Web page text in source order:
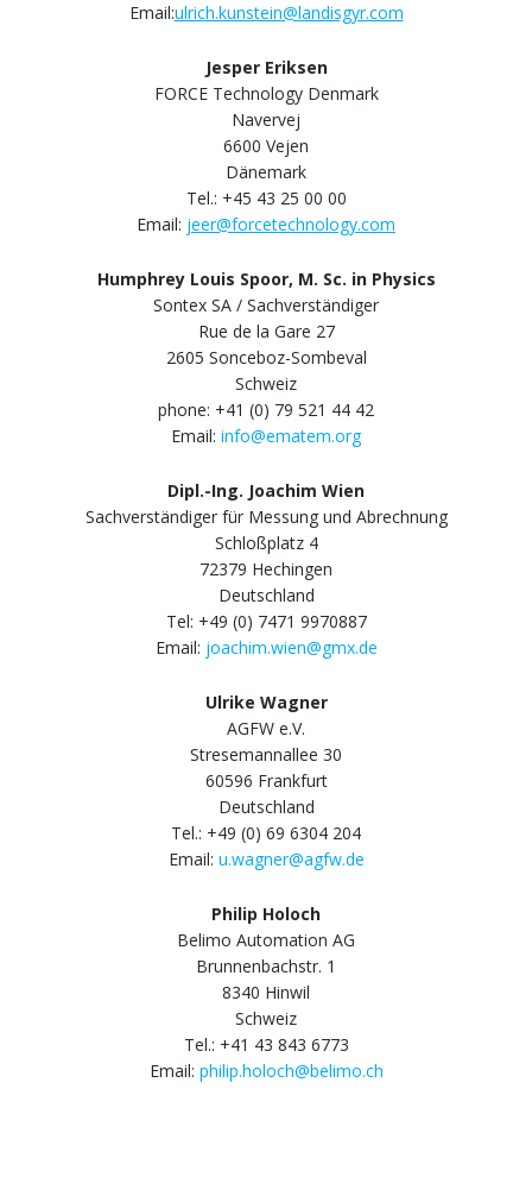
Email:ulrich.kunstein@landisgyr.com
Jesper Eriksen
FORCE Technology Denmark
Navervej
6600 Vejen
Dänemark
Tel.: +45 43 25 00 00
Email: jeer@forcetechnology.com
Humphrey Louis Spoor, M. Sc. in Physics
Sontex SA / Sachverständiger
Rue de la Gare 27
2605 Sonceboz-Sombeval
Schweiz
phone: +41 (0) 79 521 44 42
Email: info@ematem.org
Dipl.-Ing. Joachim Wien
Sachverständiger für Messung und Abrechnung
Schloßplatz 4
72379 Hechingen
Deutschland
Tel: +49 (0) 7471 9970887
Email: joachim.wien@gmx.de
Ulrike Wagner
AGFW e.V.
Stresemannallee 30
60596 Frankfurt
Deutschland
Tel.: +49 (0) 69 6304 204
Email: u.wagner@agfw.de
Philip Holoch
Belimo Automation AG
Brunnenbachstr. 1
8340 Hinwil
Schweiz
Tel.: +41 43 843 6773
Email: philip.holoch@belimo.ch